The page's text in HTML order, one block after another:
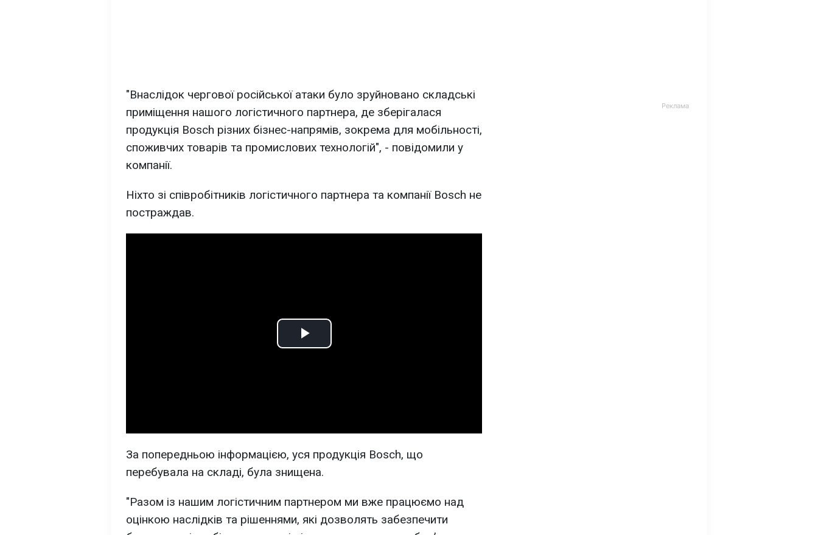
"Внаслідок чергової російської атаки було зруйновано складські
приміщення нашого логістичного партнера, де зберігалася
продукція Bosch різних бізнес-напрямів, зокрема для мобільності,
споживчих товарів та промислових технологій", - повідомили у
компанії.
Ніхто зі співробітників логістичного партнера та компанії Bosch не
постраждав.
Play
За попередньою інформацією, уся продукція Bosch, що
перебувала на складі, була знищена.
"Разом із нашим логістичним партнером ми вже працюємо над
оцінкою наслідків та рішеннями, які дозволять забезпечити